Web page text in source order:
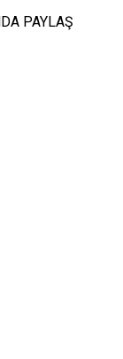
PAYLAŞ